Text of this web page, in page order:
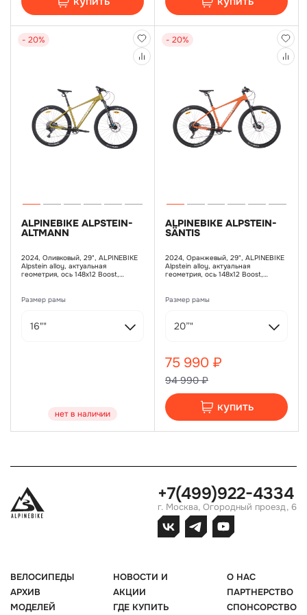
- 20%
ALPINEBIKE ALPSTEIN-
ALTMANN
2024, Оливковый, 29", ALPINEBIKE
Alpstein alloy, актуальная
геометрия, ось 148х12 Boost,
гидроформинг, 10, TEKTRO HD-
M275 ручка и калипер, ротор:
TEKTRO 180мм. 6В, 14 кг
Размер рамы
16""
нет в наличии
- 20%
ALPINEBIKE ALPSTEIN-
SÄNTIS
2024, Оранжевый, 29", ALPINEBIKE
Alpstein alloy, актуальная
геометрия, ось 148х12 Boost,
гидроформинг, 11, TEKTRO HD-M275
и калипер, ротор: TEKTRO 180мм.
6В, 13.9 кг, без педалей, в размере
Размер рамы
20”"
75 990 ₽
94 990 ₽
купить
ВЕЛОСИПЕДЫ
АРХИВ
МОДЕЛЕЙ
НОВОСТИ И
АКЦИИ
ГДЕ КУПИТЬ
О НАС
ПАРТНЕРСТВО
СПОНСОРСТВО
+7(499)922-4334
г. Москва, Огородный проезд, 6